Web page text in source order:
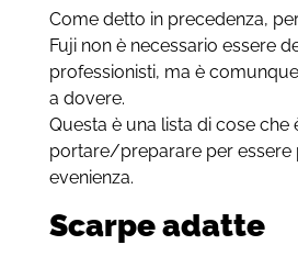
Come detto in precedenza,
Fuji non è necessario essere
professionisti, ma è
a dovere.
Questa è una lista di cose che
portare/preparare per essere
evenienza.
Scarpe adatte